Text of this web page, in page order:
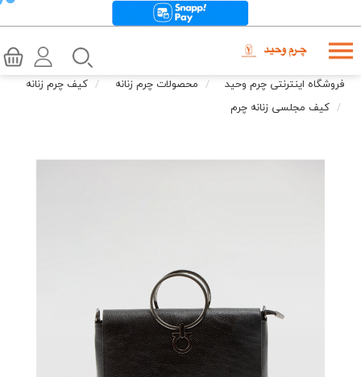
فروشگاه اینترنتی چرم وحید محصولات چرم زنانه
کیف چرم زنانه
کیف مجلسی زنانه چرم